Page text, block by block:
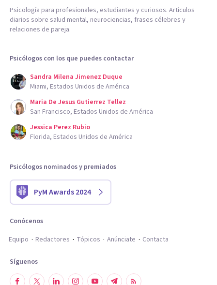
Psicología para profesionales, estudiantes y curiosos. Artículos
diarios sobre salud mental, neurociencias, frases célebres y
relaciones de pareja.
Psicólogos con los que puedes contactar
Sandra Milena Jimenez Duque
Miami, Estados Unidos de América
Maria De Jesus Gutierrez Tellez
San Francisco, Estados Unidos de América
Jessica Perez Rubio
Florida, Estados Unidos de América
Psicólogos nominados y premiados
PyM Awards 2024
Conócenos
Equipo
Redactores Tópicos Anúnciate Contacta
Síguenos